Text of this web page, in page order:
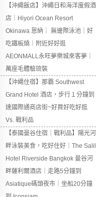
【沖繩飯店】沖繩日和海洋度假酒
店｜Hiyori Ocean Resort
Okinawa 恩納｜ 無邊際泳池｜好
吃鐵板燒｜附近好好逛
AEONMALL永旺夢樂城來客夢｜
萬座毛體驗琉裝
【沖繩住宿】那霸 Southwest
Grand Hotel 酒店，步行１分鐘到
達國際通商店街~好買好吃好逛
Vs. 戰利品
【泰國曼谷住宿｜戰利品】陽光河
畔泳裝美食，吃好住好｜The Salil
Hotel Riverside Bangkok 曼谷河
畔薩利爾酒店｜走路5分鐘到
Asiatique碼頭夜市｜坐船20分鐘